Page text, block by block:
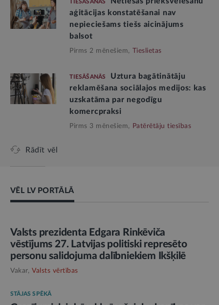
TIESĀŠANĀS
aģitācijas konstatēšanai nav
nepieciešams tiešs aicinājums
balsot
Pirms 2 mēnešiem, Tieslietas
TIESĀŠANĀS
Uztura bagātinātāju
reklamēšana sociālajos medijos: kas
uzskatāma par negodīgu
komercpraksi
Pirms 3 mēnešiem, Patērētāju tiesības
Rādīt vēl
VĒL LV PORTĀLĀ
AMATPERSONAS RUNA
Valsts prezidenta Edgara Rinkēviča
vēstījums 27. Latvijas politiski represēto
personu salidojuma dalībniekiem Ikšķilē
Vakar, Valsts vērtības
STĀJAS SPĒKĀ